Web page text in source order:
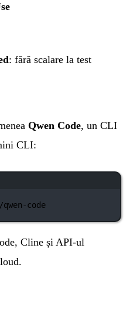
: fără scalare la test
Qwen Code, un CLI
CLI:
qwen-code
Cline și API-ul